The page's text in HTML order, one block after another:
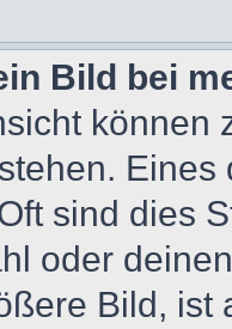
Bild bei
können
sind dies
oder
Bild, ist